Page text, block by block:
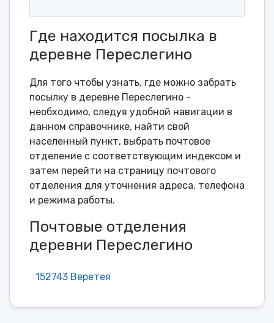
Где находится посылка в
деревне Переслегино
Для того чтобы узнать, где можно забрать
посылку в деревне Переслегино -
необходимо, следуя удобной навигации в
данном справочнике, найти свой
населенный пункт, выбрать почтовое
отделение с соответствующим индексом и
затем перейти на страницу почтового
отделения для уточнения адреса, телефона
и режима работы.
Почтовые отделения
деревни Переслегино
152743 Веретея